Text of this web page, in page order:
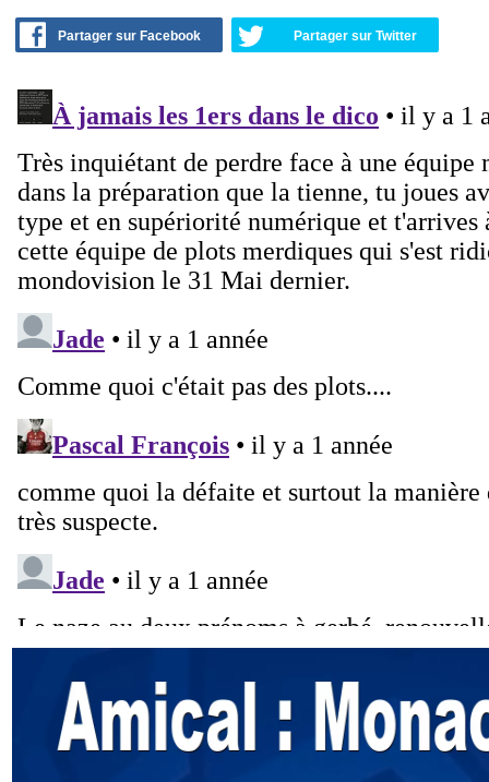
Partager sur Facebook Partager sur Twitter